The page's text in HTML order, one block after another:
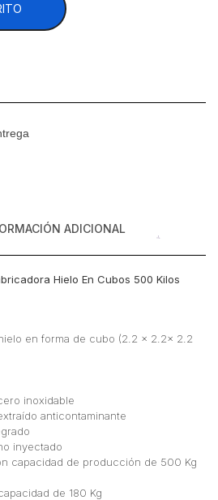
ADICIONAL
Hielo En Cubos 500 Kilos
en forma de cubo (2.2 x 2.2x 2.2
inoxidable
anticontaminante
inyectado
capacidad de producción de 500 Kg
de 180 Kg